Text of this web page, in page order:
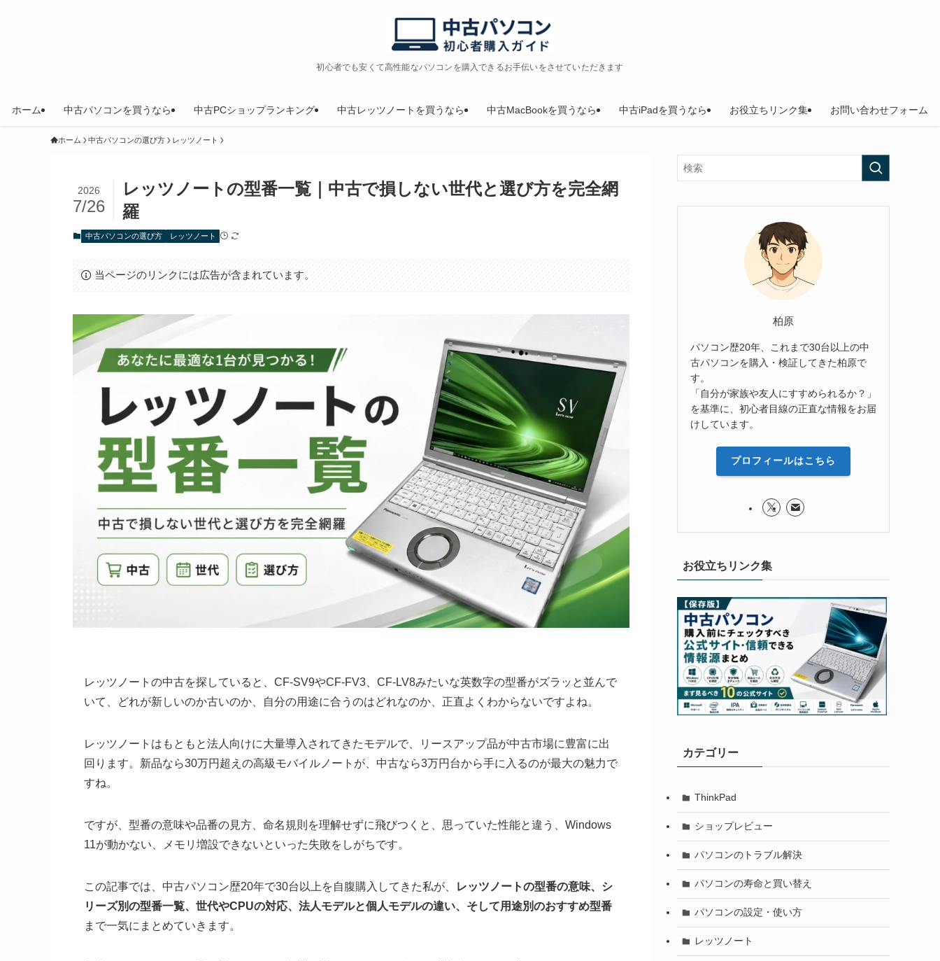
初心者でも安くて高性能なパソコンを購入できるお手伝いをさせていただきます
ホーム 中古パソコンを買うなら 中古PCショップランキング 中古レッツノートを買うなら 中古MacBookを買うなら 中古iPadを買うなら お役立ちリンク集 お問い合わせフォーム
ホーム 中古パソコンの選び方 レッツノート
レッツノートの型番一覧｜中古で損しない世代と選び方を完全網
羅
2026
7/26
中古パソコンの選び方 レッツノート
当ページのリンクには広告が含まれています。
レッツノートの中古を探していると、CF-SV9やCF-FV3、CF-LV8みたいな英数字の型番がズラッと並んで
いて、どれが新しいのか古いのか、自分の用途に合うのはどれなのか、正直よくわからないですよね。
レッツノートはもともと法人向けに大量導入されてきたモデルで、リースアップ品が中古市場に豊富に出
回ります。新品なら30万円超えの高級モバイルノートが、中古なら3万円台から手に入るのが最大の魅力で
すね。
ですが、型番の意味や品番の見方、命名規則を理解せずに飛びつくと、思っていた性能と違う、Windows
11が動かない、メモリ増設できないといった失敗をしがちです。
この記事では、中古パソコン歴20年で30台以上を自腹購入してきた私が、
レッツノートの型番の意味、シ
リーズ別の型番一覧、世代やCPUの対応、法人モデルと個人モデルの違い、そして用途別のおすすめ型番
まで一気にまとめていきます。
柏原
パソコン歴20年、これまで30台以上の中
古パソコンを購入・検証してきた柏原で
す。
「自分が家族や友人にすすめられるか？」
を基準に、初心者目線の正直な情報をお届
けしています。
プロフィールはこちら
お役立ちリンク集
カテゴリー
ThinkPad
ショップレビュー
パソコンのトラブル解決
パソコンの寿命と買い替え
パソコンの設定・使い方
レッツノート